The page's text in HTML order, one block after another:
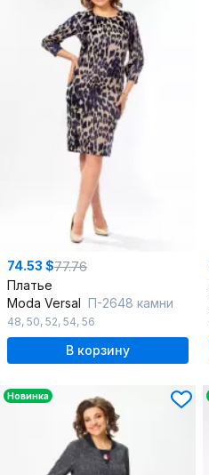
74.53 $77.76
Платье
Moda Versal П-2648 камни
48, 50, 52, 54, 56
В корзину
Новинка